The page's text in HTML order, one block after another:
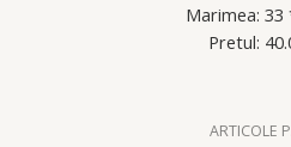
Marimea: 33
Pretul:
ARTICOLE